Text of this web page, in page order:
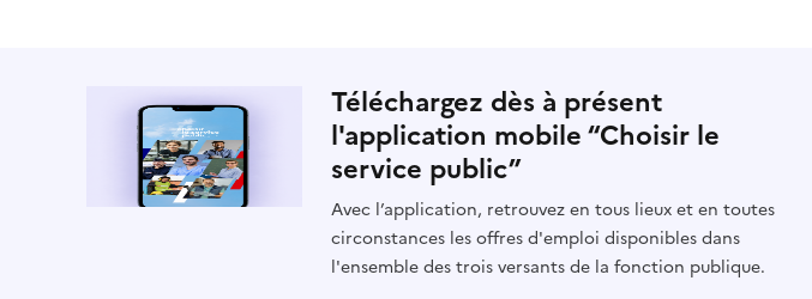
Téléchargez dès à présent
l'application mobile “Choisir le
service public”
Avec l’application, retrouvez en tous lieux et en toutes
circonstances les offres d'emploi disponibles dans
l'ensemble des trois versants de la fonction publique.